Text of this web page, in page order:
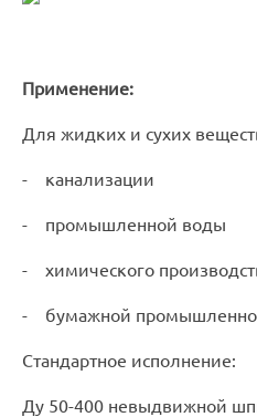
Применение:
Для жидких и сухих
- канализации
- промышленной воды
- химического
- бумажной
Стандартное исполнение:
Ду 50-400 невыдвижной